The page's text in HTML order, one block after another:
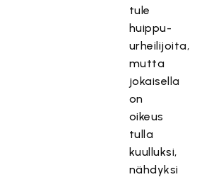
tule
huippu-
urheilijoita,
mutta
jokaisella
on
oikeus
tulla
kuulluksi,
nähdyksi